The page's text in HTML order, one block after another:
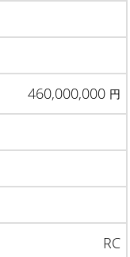
460,000,000 円
RC